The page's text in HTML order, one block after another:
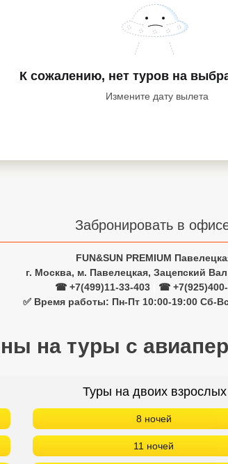
К сожалению, нет туров на
Измените дату вылета
Забронировать в
FUN&SUN PREMIUM
г. Москва, м. Павелецкая, Зацепский
☎ +7(499)11-33-403
☎
✅ Время работы: Пн-Пт 10:00-19:00 Сб-
на туры с
Туры на двоих взрослых
8 ночей
11 ночей